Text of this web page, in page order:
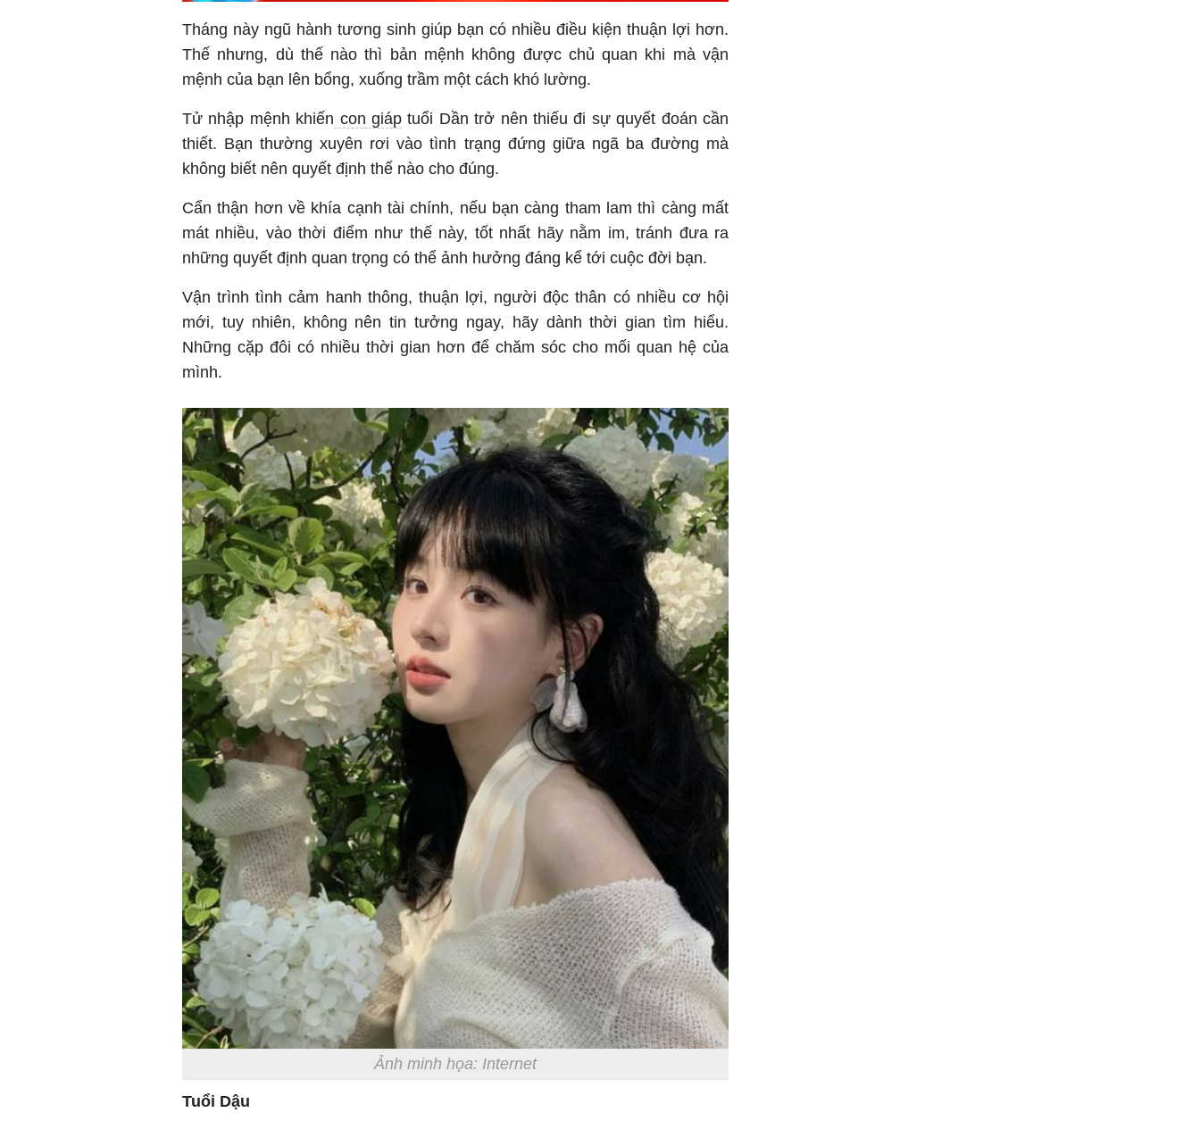
Tháng này ngũ hành tương sinh giúp bạn có nhiều điều kiện thuận lợi hơn.
Thế nhưng, dù thế nào thì bản mệnh không được chủ quan khi mà vận
mệnh của bạn lên bổng, xuống trầm một cách khó lường.
Tử nhập mệnh khiến con giáp tuổi Dần trở nên thiếu đi sự quyết đoán cần
thiết. Bạn thường xuyên rơi vào tình trạng đứng giữa ngã ba đường mà
không biết nên quyết định thế nào cho đúng.
Cẩn thận hơn về khía cạnh tài chính, nếu bạn càng tham lam thì càng mất
mát nhiều, vào thời điểm như thế này, tốt nhất hãy nằm im, tránh đưa ra
những quyết định quan trọng có thể ảnh hưởng đáng kể tới cuộc đời bạn.
Vận trình tình cảm hanh thông, thuận lợi, người độc thân có nhiều cơ hội
mới, tuy nhiên, không nên tin tưởng ngay, hãy dành thời gian tìm hiểu.
Những cặp đôi có nhiều thời gian hơn để chăm sóc cho mối quan hệ của
mình.
Ảnh minh họa: Internet
Tuổi Dậu